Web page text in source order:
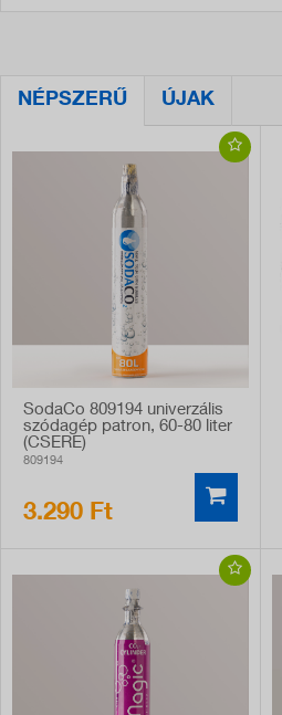
NÉPSZERŰ ÚJAK
SodaCo 809194 univerzális
szódagép patron, 60-80 liter
(CSERE)
809194
3.290 Ft